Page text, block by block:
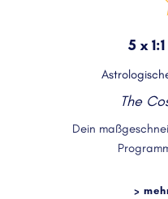
5 x
The
Dein
>